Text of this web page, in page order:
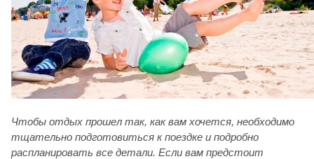
Чтобы отдых прошел так, как вам хочется, необходимо
тщательно подготовиться к поездке и подробно
распланировать все детали. Если вам предстоит